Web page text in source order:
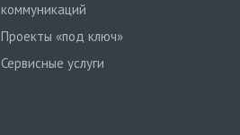
коммуникаций
Проекты «под ключ»
Сервисные услуги